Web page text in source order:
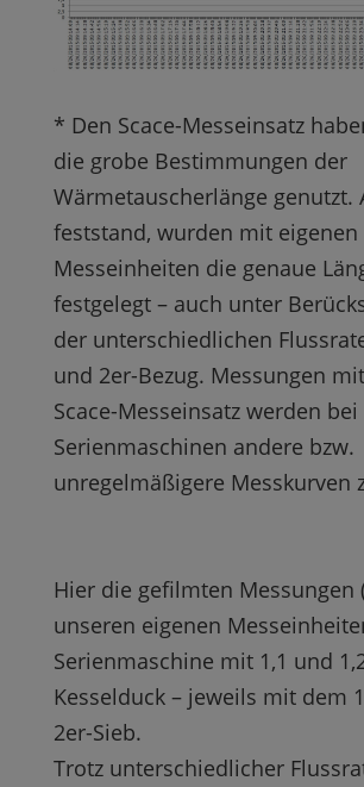
* Den Scace-Messeinsatz
die grobe Bestimmungen der
Wärmetauscherlänge genutzt.
feststand, wurden mit eigenen
Messeinheiten die genaue
festgelegt – auch unter
der unterschiedlichen
und 2er-Bezug. Messungen
Scace-Messeinsatz werden bei
Serienmaschinen andere bzw.
unregelmäßigere Messkurven
Hier die gefilmten Messungen
unseren eigenen
Serienmaschine mit 1,1 und
Kesselduck – jeweils mit dem
2er-Sieb.
Trotz unterschiedlicher